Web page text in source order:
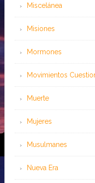
Miscelánea
Misiones
Mormones
Movimientos
Muerte
Mujeres
Musulmanes
Nueva Era